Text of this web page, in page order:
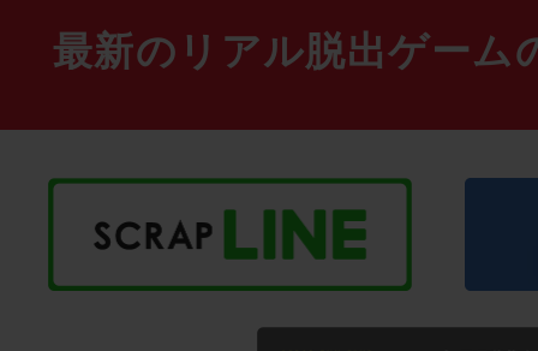
最新のリアル脱出ゲーム